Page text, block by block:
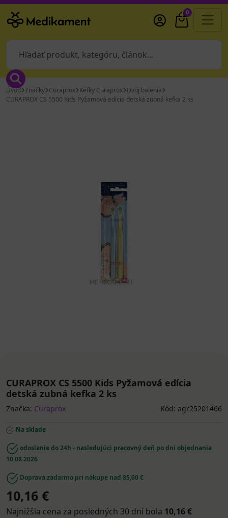
0
Úvod Značky Curaprox Kefky Curaprox Dvoj balenia
CURAPROX CS 5500 Kids Pyžamová edícia detská zubná kefka 2 ks
CURAPROX CS 5500 Kids Pyžamová edícia
detská zubná kefka 2 ks
Značka: Curaprox Kód: agr25201466
Na sklade
odoslanie do 24h - nasledujúci pracovný deň po dni objednania
10.08.2026
Doprava zadarmo pri nákupe nad 85,00 €
10,16 €
Najnižšia cena za posledných 30 dní bola 10,16 €